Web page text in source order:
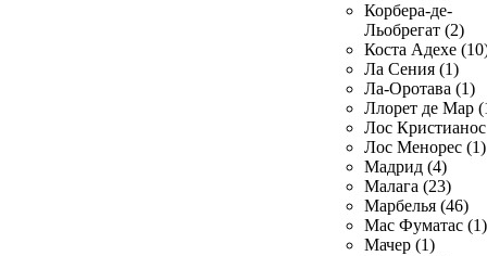
Корбера-де-
Льобрегат (2)
Коста Адехе
Ла Сения (1)
Ла-Оротава (1)
Ллорет де Мар
Лос
Лос Менорес (1)
Мадрид (4)
Малага (23)
Марбелья (46)
Мас Фуматас (1)
Мачер (1)